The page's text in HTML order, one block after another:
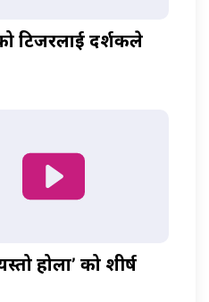
टिजरलाई दर्शकले
होला’ को शीर्ष